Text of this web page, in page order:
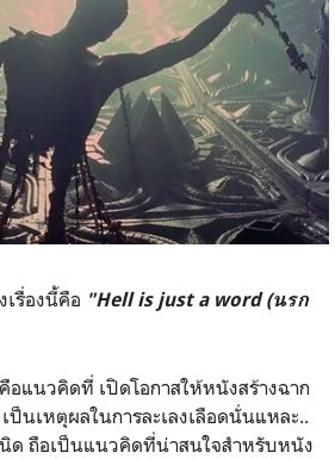
รื่องนี้คือ "Hell is just a word (นรก
แนวคิดที่ เปิดโอกาสให้หนังสร้างฉาก
ป็นเหตุผลในการละเลงเลือดนั่นแหละ..
ด ถือเป็นแนวคิดที่น่าสนใจสำหรับหนัง